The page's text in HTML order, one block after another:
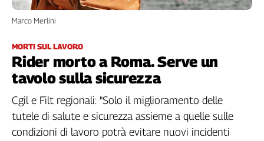
Internazionale
Culture
Categorie
Filcams
Filctem
Fillea
Filt
MORTI SUL LAVORO
Rider morto a Roma. Serve un
tavolo sulla sicurezza
Marco Merlini
Cgil e Filt regionali: "Solo il miglioramento delle
tutele di salute e sicurezza assieme a quelle sulle
condizioni di lavoro potrà evitare nuovi incidenti